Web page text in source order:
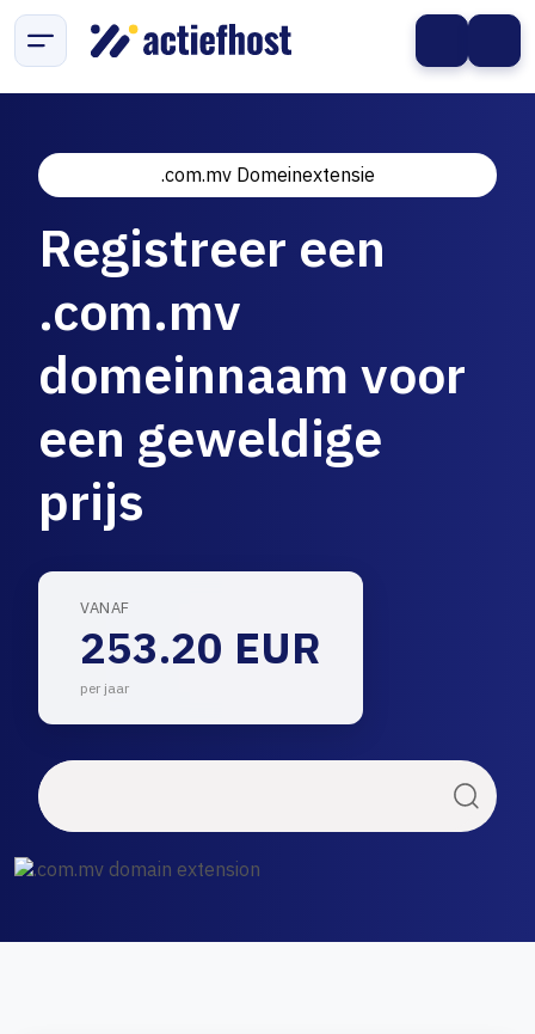
.com.mv Domeinextensie
Registreer een
.com.mv
domeinnaam voor
een geweldige
prijs
VANAF
253.20 EUR
per jaar